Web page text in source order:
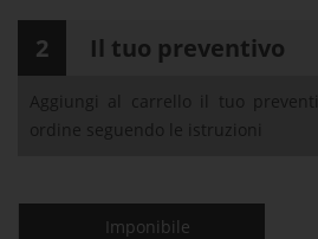
2 Il tuo preventivo
Aggiungi al carrello il tuo
ordine seguendo le istruzioni
Imponibile